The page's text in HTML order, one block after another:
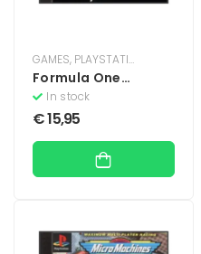
GAMES, PLAYSTATION
Formula One
Arcade
In stock
€15,95